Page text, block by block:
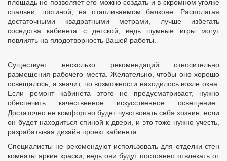
площадь не позволяет его можно создать и в скромном уголке
спальни, гостиной, на отапливаемом балконе. Располагая
достаточными квадратными метрами, лучше избегать
соседства кабинета с детской, ведь шумные игры могут
повлиять на плодотворность Вашей работы.
Существует несколько рекомендаций относительно
размещения рабочего места. Желательно, чтобы оно хорошо
освещалось, а значит, по возможности находилось возле окна.
Если ремонт кабинета этого не предусматривает, нужно
обеспечить качественное искусственное освещение.
Достаточно не комфортно будет чувствовать себя хозяин, если
он будет находиться спиной к двери, и это тоже нужно учесть,
разрабатывая дизайн проект кабинета.
Специалисты не рекомендуют использовать для отделки стен
комнаты яркие краски, ведь они будут постоянно отвлекать от